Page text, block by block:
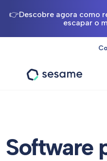
👉Descobre agora como
escapar o
Software